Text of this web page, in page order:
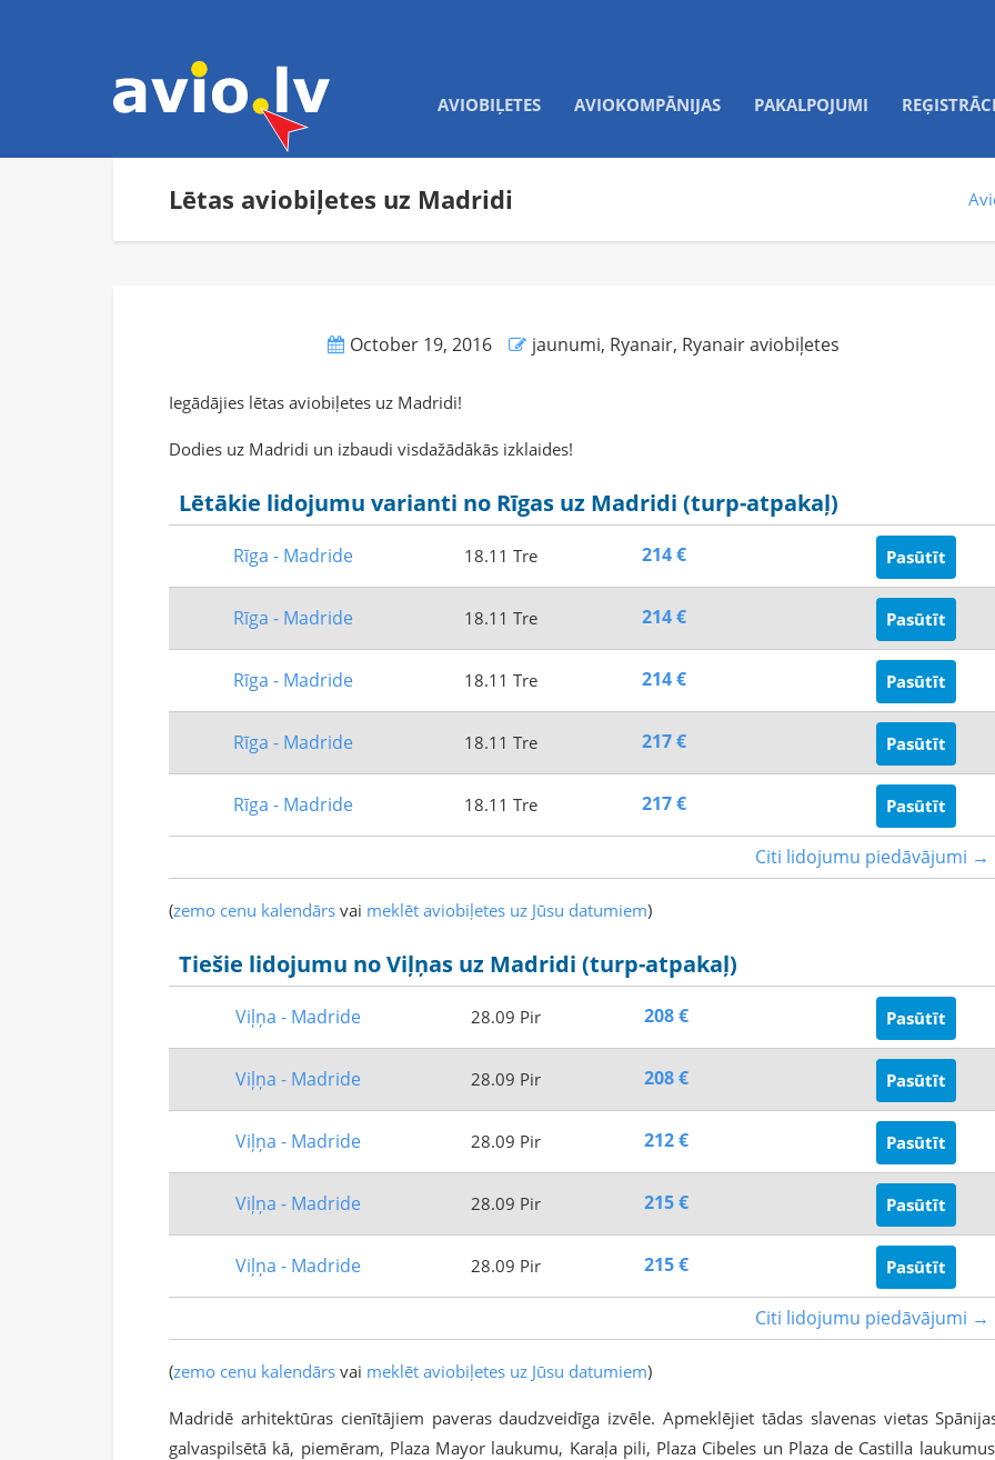
AVIOBIĻETES AVIOKOMPĀNIJAS PAKALPOJUMI
Lētas aviobiļetes uz Madridi
October 19, 2016 jaunumi, Ryanair, Ryanair aviobiļetes
Iegādājies lētas aviobiļetes uz Madridi!
Dodies uz Madridi un izbaudi visdažādākās izklaides!
Lētākie lidojumu varianti no Rīgas uz Madridi (turp-atpakaļ)
Citi lidojumu piedāvājumi →
Rīga - Madride 18.11 Tre 214 € Pasūtīt
Rīga - Madride 18.11 Tre 214 € Pasūtīt
Rīga - Madride 18.11 Tre 214 € Pasūtīt
Rīga - Madride 18.11 Tre 217 € Pasūtīt
Rīga - Madride 18.11 Tre 217 € Pasūtīt
(zemo cenu kalendārs vai meklēt aviobiļetes uz Jūsu datumiem)
Tiešie lidojumu no Viļņas uz Madridi (turp-atpakaļ)
Citi lidojumu piedāvājumi →
Viļņa - Madride 28.09 Pir 208 € Pasūtīt
Viļņa - Madride 28.09 Pir 208 € Pasūtīt
Viļņa - Madride 28.09 Pir 212 € Pasūtīt
Viļņa - Madride 28.09 Pir 215 € Pasūtīt
Viļņa - Madride 28.09 Pir 215 € Pasūtīt
(zemo cenu kalendārs vai meklēt aviobiļetes uz Jūsu datumiem)
Madridē arhitektūras cienītājiem paveras daudzveidīga izvēle. Apmeklējiet tādas slavenas vietas
galvaspilsētā kā, piemēram, Plaza Mayor laukumu, Karaļa pili, Plaza Cibeles un Plaza de Castilla